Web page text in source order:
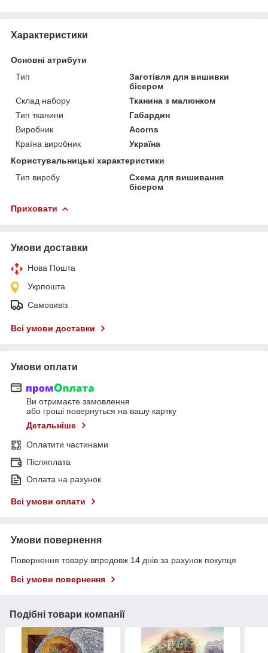
Характеристики
Основні атрибути
Тип
Заготівля для вишивки
бісером
Склад набору
Тканина з малюнком
Тип тканини
Габардин
Виробник
Acorns
Країна виробник
Україна
Користувальницькі характеристики
Тип виробу
Схема для вишивання
бісером
Приховати
Умови доставки
Нова Пошта
Укрпошта
Самовивіз
Всі умови доставки
Умови оплати
Ви отримаєте замовлення
або гроші повернуться на вашу картку
Детальніше
Оплатити частинами
Післяплата
Оплата на рахунок
Всі умови оплати
Умови повернення
Повернення товару впродовж 14 днів за рахунок покупця
Всі умови повернення
Подібні товари компанії